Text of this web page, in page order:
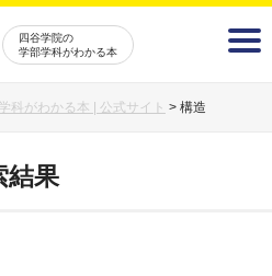
四谷学院の
学部学科がわかる本
科がわかる本 | 公式サイト > 構造
結果